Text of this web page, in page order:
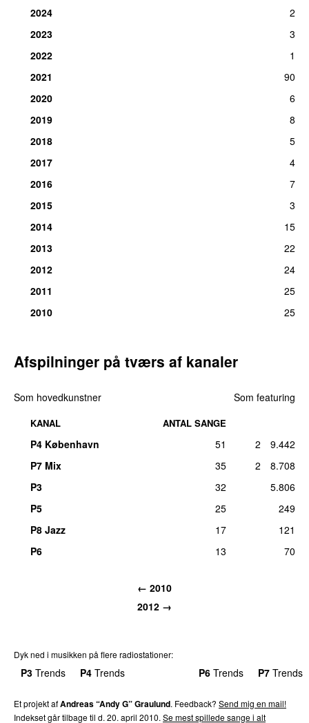
2024
2
2023
3
2022
1
2021
90
2020
6
2019
8
2018
5
2017
4
2016
7
2015
3
2014
15
2013
22
2012
24
2011
25
2010
25
Afspilninger på tværs af kanaler
Som hovedkunstner Som featuring
KANAL ANTAL SANGE
P4 København 51 2
9.442
P7 Mix
35 2
8.708
P3
32
5.806
P5
25
249
P8 Jazz
17
121
P6
13 70
← 2010
2012 →
Dyk ned i musikken på flere radiostationer:
P3 Trends P4 Trends P6 Trends P7 Trends
Et projekt afAndreas “Andy G” Graulund. Feedback? Send mig en mail!
Indekset går tilbage til d. 20. april 2010. Se mest spillede sange i alt